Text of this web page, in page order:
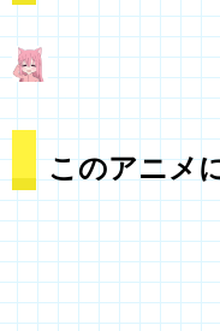
このアニメ